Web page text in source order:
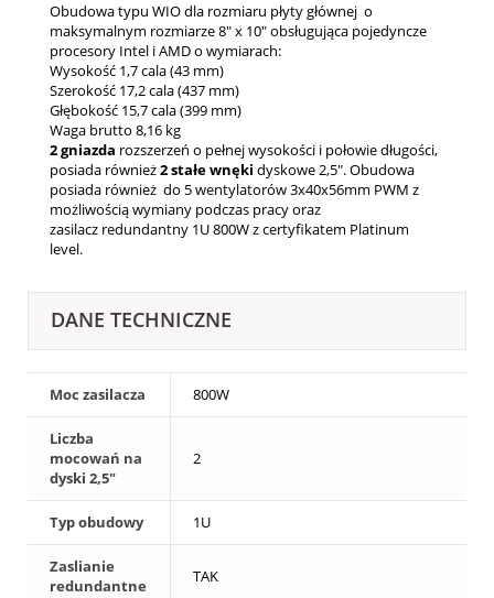
Obudowa typu WIO dla rozmiaru płyty głównej o
maksymalnym rozmiarze 8" x 10" obsługująca pojedyncze
procesory Intel i AMD o wymiarach:
Wysokość 1,7 cala (43 mm)
Szerokość 17,2 cala (437 mm)
Głębokość 15,7 cala (399 mm)
Waga brutto 8,16 kg
2 gniazda rozszerzeń o pełnej wysokości i połowie długości,
posiada również2 stałe wnęki dyskowe 2,5". Obudowa
posiada również do 5 wentylatorów 3x40x56mm PWM z
możliwością wymiany podczas pracy oraz
zasilacz redundantny 1U 800W z certyfikatem Platinum
level.
DANE TECHNICZNE
Moc zasilacza 800W
Liczba
mocowań na
dyski 2,5"
2
Typ obudowy 1U
Zaslianie
redundantne
TAK